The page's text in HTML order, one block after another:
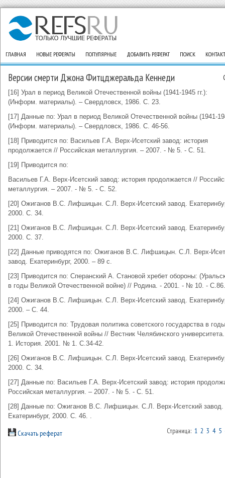
ГЛАВНАЯ НОВЫЕ РЕФЕРАТЫ ПОПУЛЯРНЫЕ ДОБАВИТЬ РЕФЕРАТ ПОИСК
Версии смерти Джона Фитцджеральда Кеннеди
[16] Урал в период Великой Отечественной войны (1941-1945 гг.):
(Информ. материалы). – Свердловск, 1986. С. 23.
[17] Данные по: Урал в период Великой Отечественной войны (1941-
(Информ. материалы). – Свердловск, 1986. С. 46-56.
[18] Приводится по: Васильев Г.А. Верх-Исетский завод: история
продолжается // Российская металлургия. – 2007. - № 5. - С. 51.
[19] Приводится по:
Васильев Г.А. Верх-Исетский завод: история продолжается //
металлургия. – 2007. - № 5. - С. 52.
[20] Ожиганов В.С. Лифшицын. С.Л. Верх-Исетский завод.
2000. С. 34.
[21] Ожиганов В.С. Лифшицын. С.Л. Верх-Исетский завод.
2000. С. 37.
[22] Данные приводятся по: Ожиганов В.С. Лифшицын. С.Л. Верх-
завод. Екатеринбург, 2000. – 89 с.
[23] Приводится по: Сперанский А. Становой хребет обороны:
в годы Великой Отечественной войне) // Родина. - 2001. - № 10. - С.86.
[24] Ожиганов В.С. Лифшицын. С.Л. Верх-Исетский завод.
2000. – С. 44.
[25] Приводится по: Трудовая политика советского государства в годы
Великой Отечественной войны // Вестник Челябинского
1. История. 2001. № 1. С.34-42.
[26] Ожиганов В.С. Лифшицын. С.Л. Верх-Исетский завод.
2000. С. 34.
[27] Данные по: Васильев Г.А. Верх-Исетский завод: история
Российская металлургия. – 2007. - № 5. - С. 51.
[28] Данные по: Ожиганов В.С. Лифшицын. С.Л. Верх-Исетский завод.
Екатеринбург, 2000. С. 46. .
Скачать реферат Страница: 1 2 3 4 5